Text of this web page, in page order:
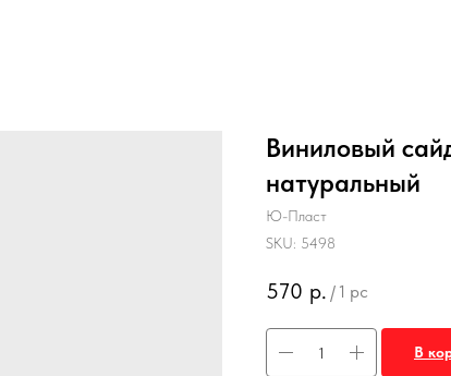
Виниловый
натуральный
Ю-Пласт
SKU: 5498
570 р. / 1 pc
В